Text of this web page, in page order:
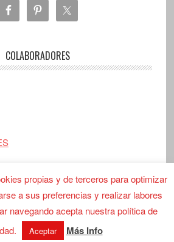
COLABORADORES
· Recorriendo los primeros pasos del
camino.
propias y de terceros para optimizar
a sus preferencias y realizar labores
navegando acepta nuestra política de
Aceptar Más Info